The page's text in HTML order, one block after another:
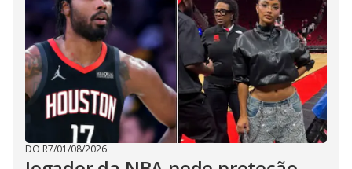
DO R7/01/08/2026